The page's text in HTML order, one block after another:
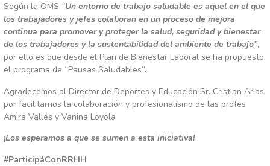
Según la OMS “Un entorno de trabajo saludable es aquel en el que
los trabajadores y jefes colaboran en un proceso de mejora
continua para promover y proteger la salud, seguridad y bienestar
de los trabajadores y la sustentabilidad del ambiente de trabajo”,
por ello es que desde el Plan de Bienestar Laboral se ha propuesto
el programa de “Pausas Saludables”.
Agradecemos al Director de Deportes y Educación Sr. Cristian Arias
por facilitarnos la colaboración y profesionalismo de las profes
Amira Vallés y Vanina Loyola
¡Los esperamos a que se sumen a esta iniciativa!
#ParticipáConRRHH